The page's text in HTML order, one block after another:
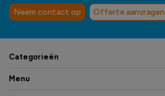
Neem contact op Offerte aanvragen
Categorieën
Menu